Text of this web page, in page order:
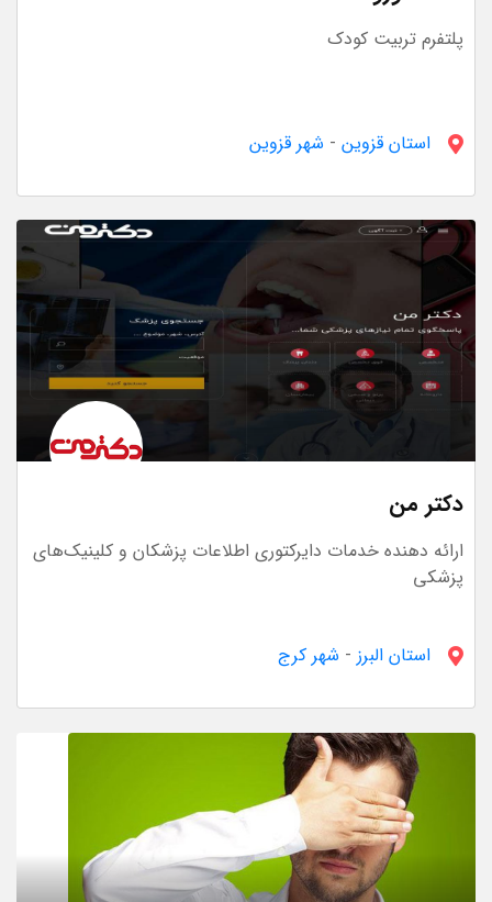
پلتفرم تربیت کودک
استان قزوين - شهر قزوین
دکتر من
ارائه دهنده خدمات دایرکتوری اطلاعات پزشکان و کلینیک‌های
پزشکی
استان البرز - شهر کرج